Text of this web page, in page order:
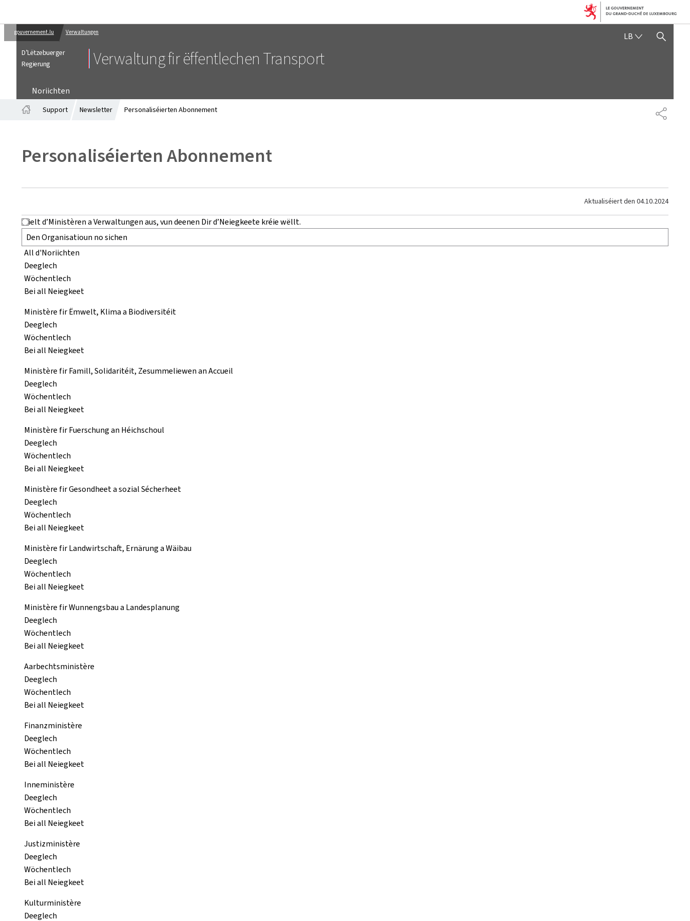
gouvernement.lu Verwaltungen
D’Lëtzebuerger
Regierung
Verwaltung fir ëffentlechen Transport
LB SHOW HIDE SEARCH
Noriichten
Support Newsletter Personaliséierten Abonnement
Personaliséierten Abonnement
Aktualiséiert den 04.10.2024
Wielt d’Ministèren a Verwaltungen aus, vun deenen Dir d’Neiegkeete kréie wëllt.
All d'Noriichten
Deeglech
Wöchentlech
Bei all Neiegkeet
Ministère fir Ëmwelt, Klima a Biodiversitéit
Deeglech
Wöchentlech
Bei all Neiegkeet
Ministère fir Famill, Solidaritéit, Zesummeliewen an Accueil
Deeglech
Wöchentlech
Bei all Neiegkeet
Ministère fir Fuerschung an Héichschoul
Deeglech
Wöchentlech
Bei all Neiegkeet
Ministère fir Gesondheet a sozial Sécherheet
Deeglech
Wöchentlech
Bei all Neiegkeet
Ministère fir Landwirtschaft, Ernärung a Wäibau
Deeglech
Wöchentlech
Bei all Neiegkeet
Ministère fir Wunnengsbau a Landesplanung
Deeglech
Wöchentlech
Bei all Neiegkeet
Aarbechtsministère
Deeglech
Wöchentlech
Bei all Neiegkeet
Finanzministère
Deeglech
Wöchentlech
Bei all Neiegkeet
Inneministère
Deeglech
Wöchentlech
Bei all Neiegkeet
Justizministère
Deeglech
Wöchentlech
Bei all Neiegkeet
Kulturministère
Deeglech